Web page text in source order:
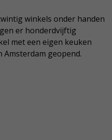
winkels onder handen
er honderdvijftig
met een eigen keuken
geopend.